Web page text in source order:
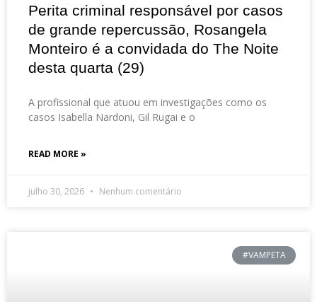
Perita criminal responsável por casos
de grande repercussão, Rosangela
Monteiro é a convidada do The Noite
desta quarta (29)
A profissional que atuou em investigações como os
casos Isabella Nardoni, Gil Rugai e o
READ MORE »
julho 30, 2026 Nenhum comentário
#VAMPETA